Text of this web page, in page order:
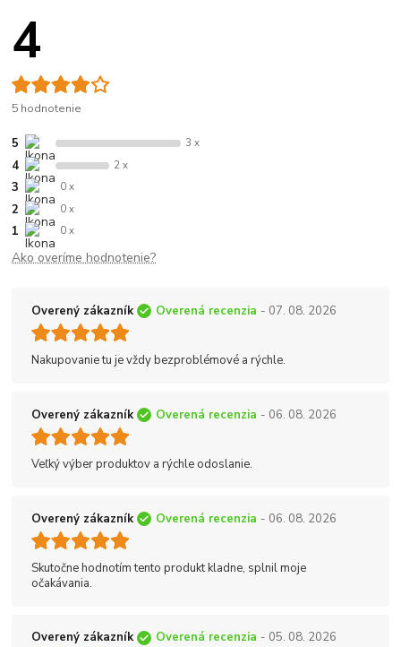
4
5 hodnotenie
5 3 x
4 2 x
3 0 x
2 0 x
1 0 x
Ako overíme hodnotenie?
Overený zákazník Overená recenzia - 07. 08. 2026
Nakupovanie tu je vždy bezproblémové a rýchle.
Overený zákazník Overená recenzia - 06. 08. 2026
Veľký výber produktov a rýchle odoslanie.
Overený zákazník Overená recenzia - 06. 08. 2026
Skutočne hodnotím tento produkt kladne, splnil moje
očakávania.
Overený zákazník Overená recenzia - 05. 08. 2026